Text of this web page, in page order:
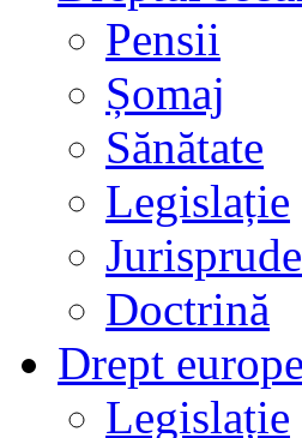
Pensii
Șomaj
Sănătate
Legislație
Doctrină
Drept
Legislație